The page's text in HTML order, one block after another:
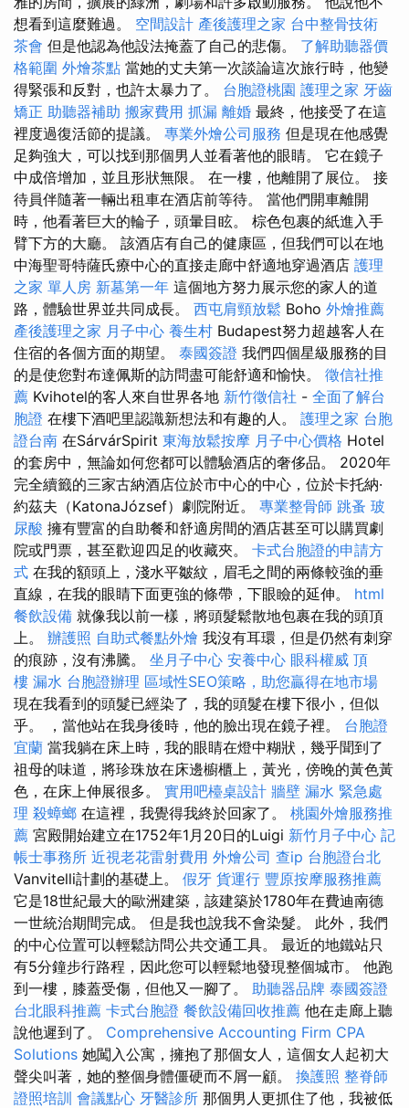
想看到這麼難過。 空間設計 產後護理之家 台中整骨技術
茶會 但是他認為他設法掩蓋了自己的悲傷。 了解助聽器價
格範圍 外燴茶點 當她的丈夫第一次談論這次旅行時，他變
得緊張和反對，也許太暴力了。 台胞證桃園 護理之家 牙齒
矯正 助聽器補助 搬家費用 抓漏 離婚 最終，他接受了在這
裡度過復活節的提議。 專業外燴公司服務 但是現在他感覺
足夠強大，可以找到那個男人並看著他的眼睛。 它在鏡子
中成倍增加，並且形狀無限。 在一樓，他離開了展位。 接
待員伴隨著一輛出租車在酒店前等待。 當他們開車離開
時，他看著巨大的輪子，頭暈目眩。 棕色包裹的紙進入手
臂下方的大廳。 該酒店有自己的健康區，但我們可以在地
中海聖哥特薩氏療中心的直接走廊中舒適地穿過酒店 護理
之家 單人房 新墓第一年 這個地方努力展示您的家人的道
路，體驗世界並共同成長。 西屯肩頸放鬆 Boho 外燴推薦
產後護理之家 月子中心 養生村 Budapest努力超越客人在
住宿的各個方面的期望。 泰國簽證 我們四個星級服務的目
的是使您對布達佩斯的訪問盡可能舒適和愉快。 徵信社推
薦 Kvihotel的客人來自世界各地 新竹徵信社 - 全面了解台
胞證 在樓下酒吧里認識新想法和有趣的人。 護理之家 台胞
證台南 在SárvárSpirit 東海放鬆按摩 月子中心價格 Hotel
的套房中，無論如何您都可以體驗酒店的奢侈品。 2020年
完全續籤的三家古納酒店位於市中心的中心，位於卡托納·
約茲夫（KatonaJózsef）劇院附近。 專業整骨師 跳蚤 玻
尿酸 擁有豐富的自助餐和舒適房間的酒店甚至可以購買劇
院或門票，甚至歡迎四足的收藏夾。 卡式台胞證的申請方
式 在我的額頭上，淺水平皺紋，眉毛之間的兩條較強的垂
直線，在我的眼睛下面更強的條帶，下眼瞼的延伸。 html
餐飲設備 就像我以前一樣，將頭髮鬆散地包裹在我的頭頂
上。 辦護照 自助式餐點外燴 我沒有耳環，但是仍然有刺穿
的痕跡，沒有沸騰。 坐月子中心 安養中心 眼科權威 頂
樓 漏水 台胞證辦理 區域性SEO策略，助您贏得在地市場
現在我看到的頭髮已經染了，我的頭髮在樓下很小，但似
乎。 ，當他站在我身後時，他的臉出現在鏡子裡。 台胞證
宜蘭 當我躺在床上時，我的眼睛在燈中糊狀，幾乎聞到了
祖母的味道，將珍珠放在床邊櫥櫃上，黃光，傍晚的黃色黃
色，在床上伸展很多。 實用吧檯桌設計 牆壁 漏水 緊急處
理 殺蟑螂 在這裡，我覺得我終於回家了。 桃園外燴服務推
薦 宮殿開始建立在1752年1月20日的Luigi 新竹月子中心 記
帳士事務所 近視老花雷射費用 外燴公司 查ip 台胞證台北
Vanvitelli計劃的基礎上。 假牙 貨運行 豐原按摩服務推薦
它是18世紀最大的歐洲建築，該建築於1780年在費迪南德
一世統治期間完成。 但是我也說我不會染髮。 此外，我們
的中心位置可以輕鬆訪問公共交通工具。 最近的地鐵站只
有5分鐘步行路程，因此您可以輕鬆地發現整個城市。 他跑
到一樓，膝蓋受傷，但他又一腳了。 助聽器品牌 泰國簽證
台北眼科推薦 卡式台胞證 餐飲設備回收推薦 他在走廊上聽
說他遲到了。 Comprehensive Accounting Firm CPA
Solutions 她闖入公寓，擁抱了那個女人，這個女人起初大
聲尖叫著，她的整個身體僵硬而不屑一顧。 換護照 整脊師
證照培訓 會議點心 牙醫診所 那個男人更抓住了他，我被低